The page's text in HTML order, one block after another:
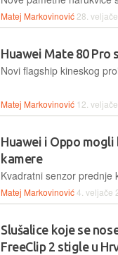
Matej Markovinović 28.
Huawei Mate 80 Pro
Matej Markovinović 12.
Huawei i Oppo
kamere
Matej Markovinović4. veljače
Slušalice koje se
FreeClip 2 stigle u